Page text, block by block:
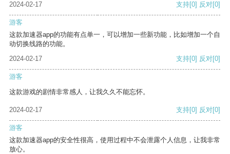
2024-02-17
支持[0] 反对[0]
游客
这款加速器app的功能有点单一，可以增加一些新功能，比如增加一个自
动切换线路的功能。
2024-02-17
支持[0] 反对[0]
游客
这款游戏的剧情非常感人，让我久久不能忘怀。
2024-02-17 支持[0] 反对[0]
游客
这款加速器app的安全性很高，使用过程中不会泄露个人信息，让我非常
放心。